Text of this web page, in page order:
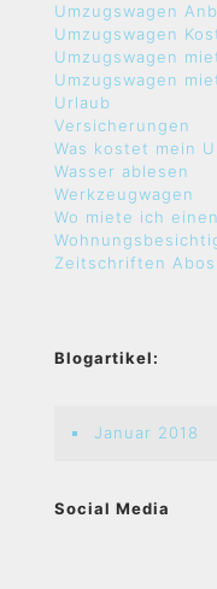
Umzugswagen
Umzugswagen
Umzugswagen
Umzugswagen
Urlaub
Versicherungen
Was kostet mein
Wasser ablesen
Werkzeugwagen
Wo miete ich
Zeitschriften Abos
Blogartikel:
Januar 2018
Social Media